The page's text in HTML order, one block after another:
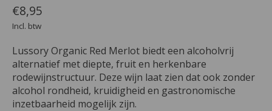
€8,95
Incl. btw
Lussory Organic Red Merlot biedt een alcoholvrij
alternatief met diepte, fruit en herkenbare
rodewijnstructuur. Deze wijn laat zien dat ook zonder
alcohol rondheid, kruidigheid en gastronomische
inzetbaarheid mogelijk zijn.